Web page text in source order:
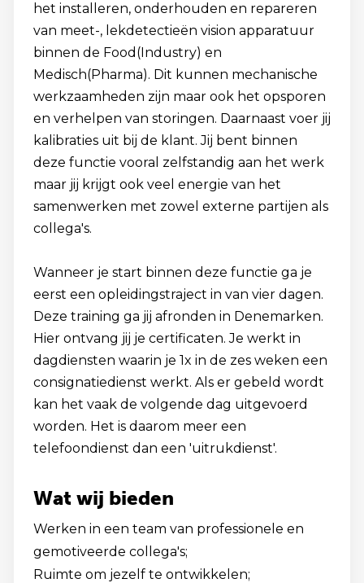
het installeren, onderhouden en repareren
van meet-, lekdetectieën vision apparatuur
binnen de Food(Industry) en
Medisch(Pharma). Dit kunnen mechanische
werkzaamheden zijn maar ook het opsporen
en verhelpen van storingen. Daarnaast voer jij
kalibraties uit bij de klant. Jij bent binnen
deze functie vooral zelfstandig aan het werk
maar jij krijgt ook veel energie van het
samenwerken met zowel externe partijen als
collega's.
Wanneer je start binnen deze functie ga je
eerst een opleidingstraject in van vier dagen.
Deze training ga jij afronden in Denemarken.
Hier ontvang jij je certificaten. Je werkt in
dagdiensten waarin je 1x in de zes weken een
consignatiedienst werkt. Als er gebeld wordt
kan het vaak de volgende dag uitgevoerd
worden. Het is daarom meer een
telefoondienst dan een 'uitrukdienst'.
Wat wij bieden
Werken in een team van professionele en
gemotiveerde collega's;
Ruimte om jezelf te ontwikkelen;